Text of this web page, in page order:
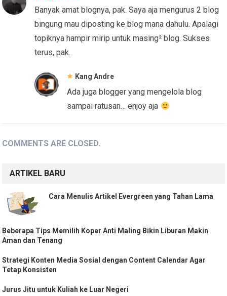
Banyak amat blognya, pak. Saya aja mengurus 2 blog
bingung mau diposting ke blog mana dahulu. Apalagi
topiknya hampir mirip untuk masing² blog. Sukses
terus, pak.
Kang Andre
Ada juga blogger yang mengelola blog
sampai ratusan… enjoy aja
COMMENTS ARE CLOSED.
ARTIKEL BARU
Cara Menulis Artikel Evergreen yang Tahan Lama
Beberapa Tips Memilih Koper Anti Maling Bikin Liburan Makin
Aman dan Tenang
Strategi Konten Media Sosial dengan Content Calendar Agar
Tetap Konsisten
Jurus Jitu untuk Kuliah ke Luar Negeri